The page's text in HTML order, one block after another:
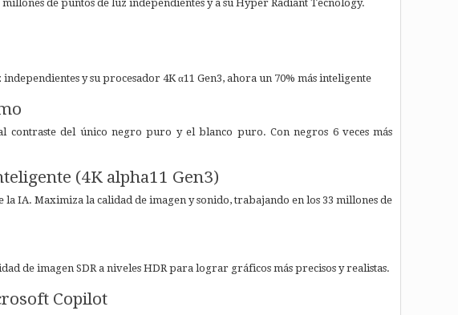
de puntos de luz independientes y a su Hyper Radiant Tecnology.
y su procesador 4K α11 Gen3, ahora un 70% más inteligente
contraste del único negro puro y el blanco puro. Con negros 6 veces más
(4K alpha11 Gen3)
IA. Maximiza la calidad de imagen y sonido, trabajando en los 33 millones de
de imagen SDR a niveles HDR para lograr gráficos más precisos y realistas.
Copilot